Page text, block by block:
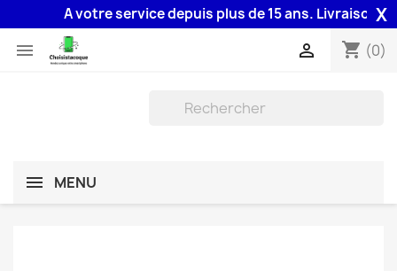
A votre service depuis plus de 15 ans. Livraison 48H
X
 shopping_cart (0)

MENU